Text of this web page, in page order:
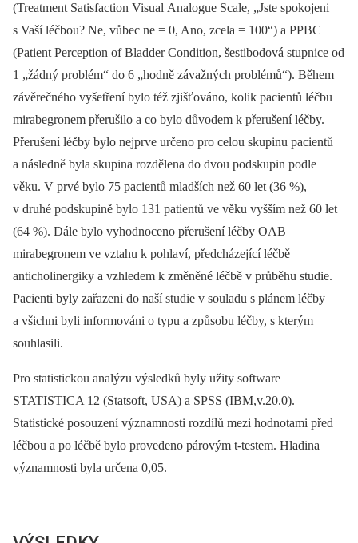
(Treatment Satisfaction Visual Analogue Scale, „Jste spokojeni
s Vaší léčbou? Ne, vůbec ne = 0, Ano, zcela = 100“) a PPBC
(Patient Perception of Bladder Condition, šestibodová stupnice od
1 „žádný problém“ do 6 „hodně závažných problémů“). Během
závěrečného vyšetření bylo též zjišťováno, kolik pacientů léčbu
mirabegronem přerušilo a co bylo důvodem k přerušení léčby.
Přerušení léčby bylo nejprve určeno pro celou skupinu pacientů
a následně byla skupina rozdělena do dvou podskupin podle
věku. V prvé bylo 75 pacientů mladších než 60 let (36 %),
v druhé podskupině bylo 131 patientů ve věku vyšším než 60 let
(64 %). Dále bylo vyhodnoceno přerušení léčby OAB
mirabegronem ve vztahu k pohlaví, předcházející léčbě
anticholinergiky a vzhledem k změněné léčbě v průběhu studie.
Pacienti byly zařazeni do naší studie v souladu s plánem léčby
a všichni byli informováni o typu a způsobu léčby, s kterým
souhlasili.
Pro statistickou analýzu výsledků byly užity software
STATISTICA 12 (Statsoft, USA) a SPSS (IBM,v.20.0).
Statistické posouzení významnosti rozdílů mezi hodnotami před
léčbou a po léčbě bylo provedeno párovým t-testem. Hladina
významnosti byla určena 0,05.